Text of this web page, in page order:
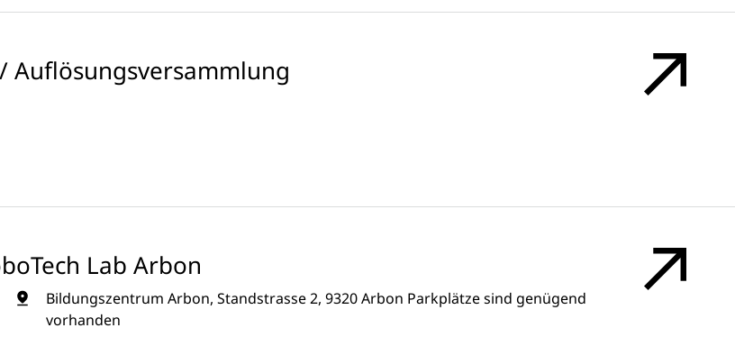
Auflösungsversammlung
Lab Arbon
Bildungszentrum Arbon, Standstrasse 2, 9320 Arbon Parkplätze sind genügend
vorhanden